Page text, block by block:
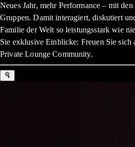
Neues Jahr, mehr Performance – mit
Gruppen. Damit interagiert, diskutiert
Familie der Welt so leistungsstark wie
Sie exklusive Einblicke: Freuen Sie sich
Private Lounge Community.